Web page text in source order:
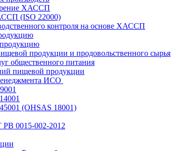
ХАССП
(ISO 22000)
контроля на основе ХАССП
продукции и продовольственного сырья
общественного питания
пищевой продукции
ИСО
(OHSAS 18001)
0015-002-2012